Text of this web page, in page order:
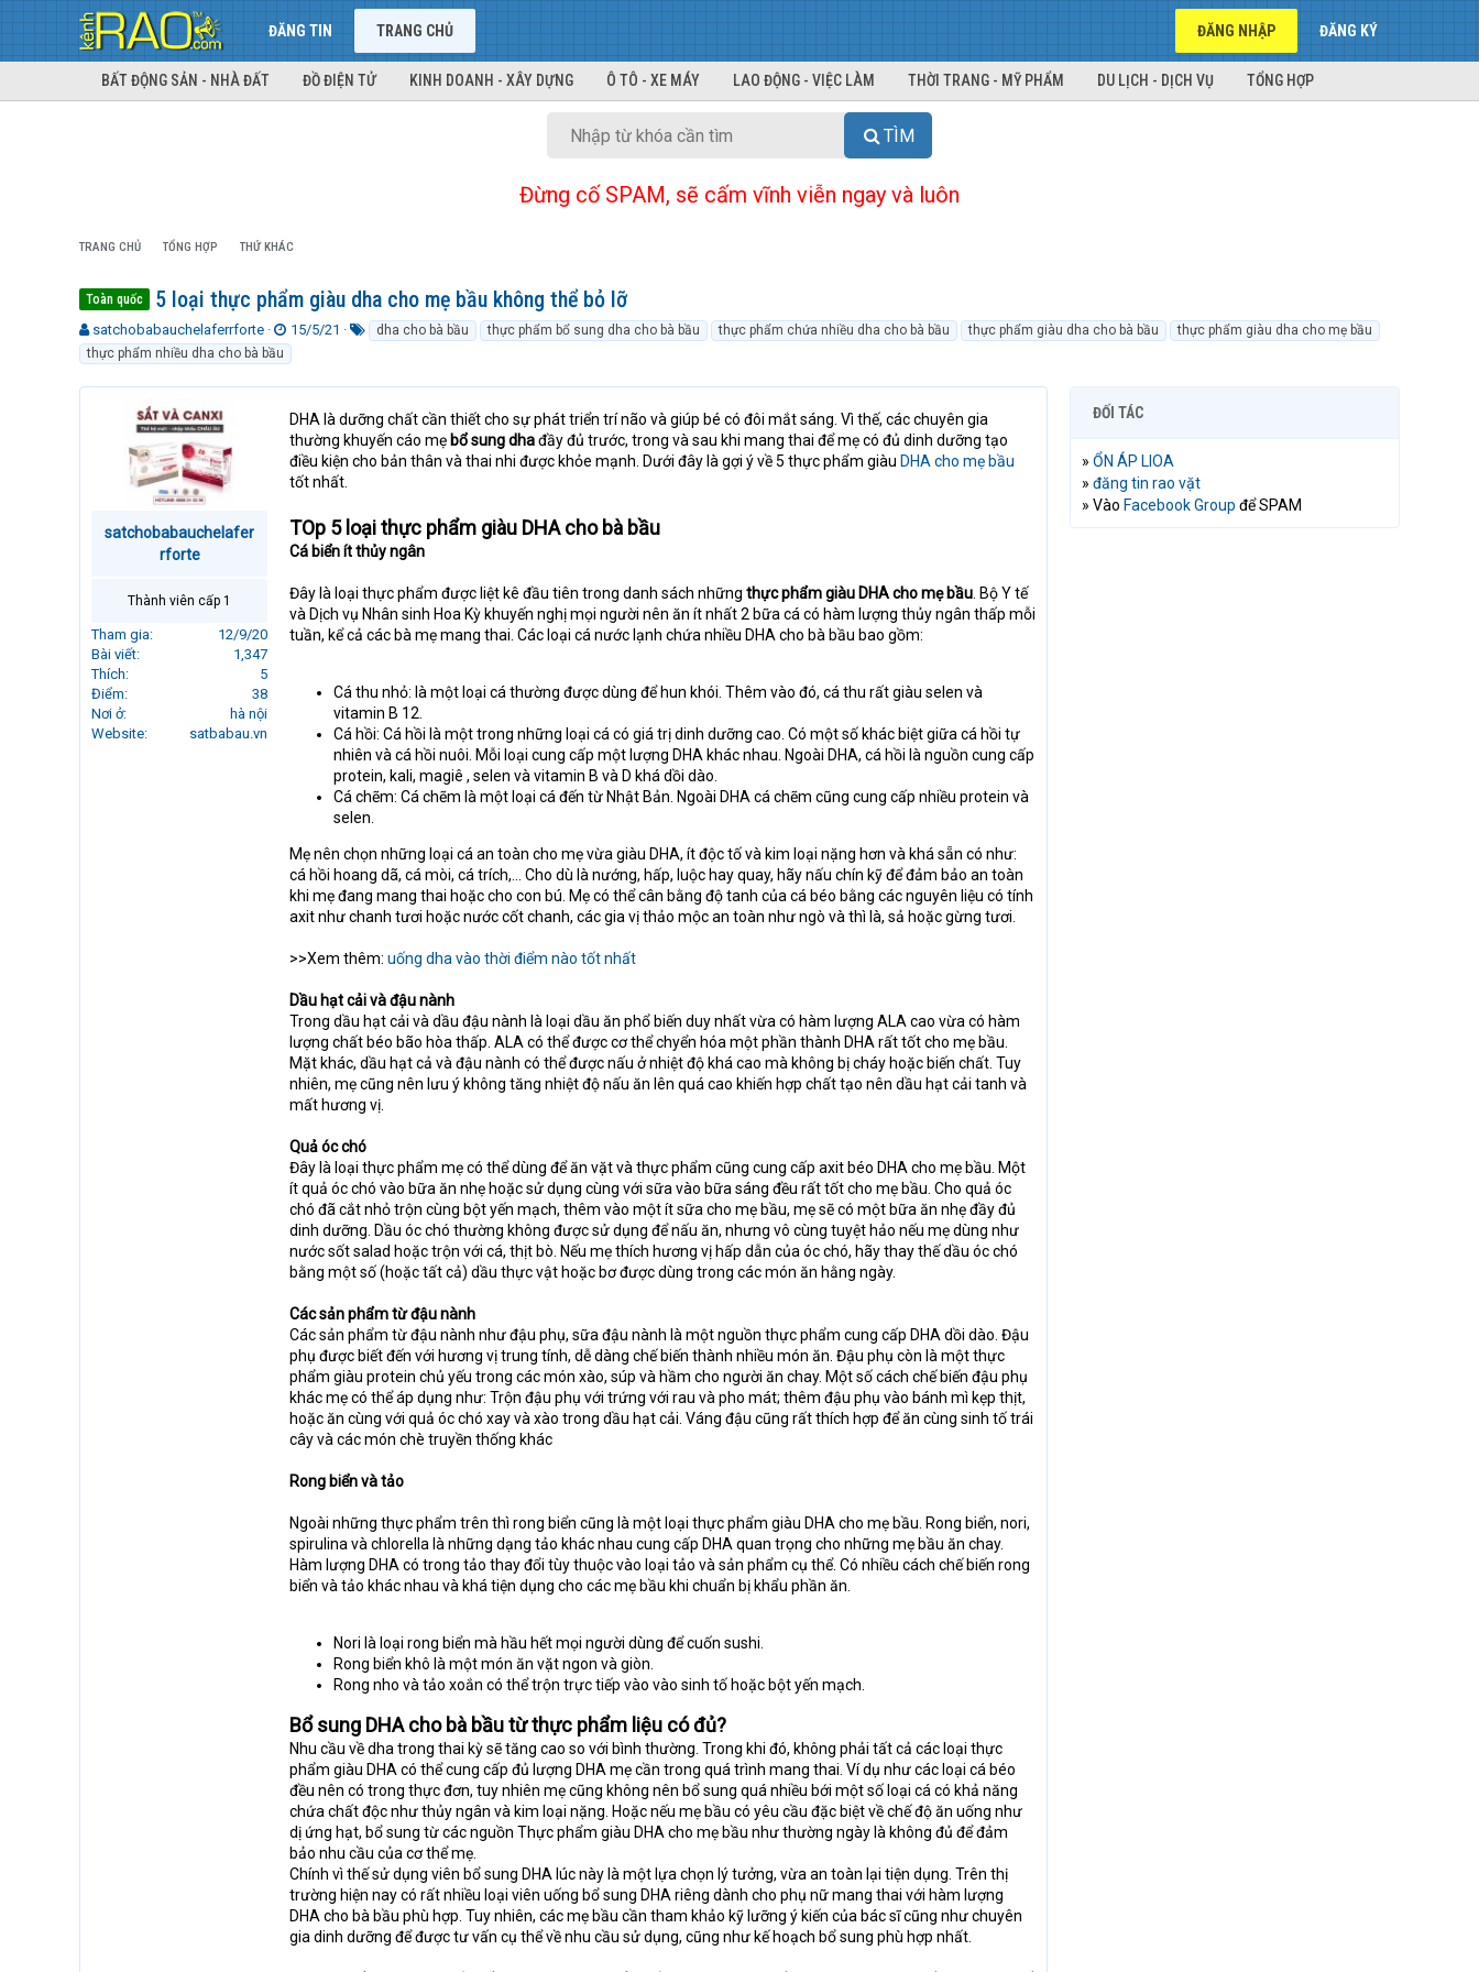
ĐĂNG TIN TRANG CHỦ ĐĂNG NHẬP ĐĂNG KÝ
BẤT ĐỘNG SẢN - NHÀ ĐẤT ĐỒ ĐIỆN TỬ KINH DOANH - XÂY DỰNG Ô TÔ - XE MÁY LAO ĐỘNG - VIỆC LÀM THỜI TRANG - MỸ PHẨM DU LỊCH - DỊCH VỤ TỔNG HỢP
TÌM
Đừng cố SPAM, sẽ cấm vĩnh viễn ngay và luôn
TRANG CHỦ TỔNG HỢP THỨ KHÁC
Toàn quốc 5 loại thực phẩm giàu dha cho mẹ bầu không thể bỏ lỡ
T
h
r
e
satchobabauchelaferrforte
N
g
à
y
ử
i
15/5/21
h
a
dha cho bà bầu thực phẩm bổ sung dha cho bà bầu thực phẩm chứa nhiều dha cho bà bầu thực phẩm giàu dha cho bà bầu
thực phẩm giàu dha cho mẹ bầu
thực phẩm nhiều dha cho bà bầu
satchobabauchelafer
rforte
Thành viên cấp 1
Tham gia
12/9/20
Bài viết
1,347
Thích
5
Điểm
38
Nơi ở
hà nội
Website
satbabau.vn
DHA là dưỡng chất cần thiết cho sự phát triển trí não và giúp bé có đôi mắt sáng. Vì thế, các chuyên gia
thường khuyến cáo mẹ bổ sung dhađầy đủ trước, trong và sau khi mang thai để mẹ có đủ dinh dưỡng tạo
điều kiện cho bản thân và thai nhi được khỏe mạnh. Dưới đây là gợi ý về 5 thực phẩm giàu DHA cho mẹ bầu
tốt nhất.
TOp 5 loại thực phẩm giàu DHA cho bà bầu
Cá biển ít thủy ngân
Đây là loại thực phẩm được liệt kê đầu tiên trong danh sách những thực phẩm giàu DHA cho mẹ bầu . Bộ Y tế
và Dịch vụ Nhân sinh Hoa Kỳ khuyến nghị mọi người nên ăn ít nhất 2 bữa cá có hàm lượng thủy ngân thấp mỗi
tuần, kể cả các bà mẹ mang thai. Các loại cá nước lạnh chứa nhiều DHA cho bà bầu bao gồm:
Cá thu nhỏ: là một loại cá thường được dùng để hun khói. Thêm vào đó, cá thu rất giàu selen và
vitamin B 12.
Cá hồi: Cá hồi là một trong những loại cá có giá trị dinh dưỡng cao. Có một số khác biệt giữa cá hồi tự
nhiên và cá hồi nuôi. Mỗi loại cung cấp một lượng DHA khác nhau. Ngoài DHA, cá hồi là nguồn cung cấp
protein, kali, magiê , selen và vitamin B và D khá dồi dào.
Cá chẽm: Cá chẽm là một loại cá đến từ Nhật Bản. Ngoài DHA cá chẽm cũng cung cấp nhiều protein và
selen.
Mẹ nên chọn những loại cá an toàn cho mẹ vừa giàu DHA, ít độc tố và kim loại nặng hơn và khá sẵn có như:
cá hồi hoang dã, cá mòi, cá trích,... Cho dù là nướng, hấp, luộc hay quay, hãy nấu chín kỹ để đảm bảo an toàn
khi mẹ đang mang thai hoặc cho con bú. Mẹ có thể cân bằng độ tanh của cá béo bằng các nguyên liệu có tính
axit như chanh tươi hoặc nước cốt chanh, các gia vị thảo mộc an toàn như ngò và thì là, sả hoặc gừng tươi.
>>Xem thêm: uống dha vào thời điểm nào tốt nhất
Dầu hạt cải và đậu nành
Trong dầu hạt cải và dầu đậu nành là loại dầu ăn phổ biến duy nhất vừa có hàm lượng ALA cao vừa có hàm
lượng chất béo bão hòa thấp. ALA có thể được cơ thể chyển hóa một phần thành DHA rất tốt cho mẹ bầu.
Mặt khác, dầu hạt cả và đậu nành có thể được nấu ở nhiệt độ khá cao mà không bị cháy hoặc biến chất. Tuy
nhiên, mẹ cũng nên lưu ý không tăng nhiệt độ nấu ăn lên quá cao khiến hợp chất tạo nên dầu hạt cải tanh và
mất hương vị.
Quả óc chó
Đây là loại thực phẩm mẹ có thể dùng để ăn vặt và thực phẩm cũng cung cấp axit béo DHA cho mẹ bầu. Một
ít quả óc chó vào bữa ăn nhẹ hoặc sử dụng cùng với sữa vào bữa sáng đều rất tốt cho mẹ bầu. Cho quả óc
chó đã cắt nhỏ trộn cùng bột yến mạch, thêm vào một ít sữa cho mẹ bầu, mẹ sẽ có một bữa ăn nhẹ đầy đủ
dinh dưỡng. Dầu óc chó thường không được sử dụng để nấu ăn, nhưng vô cùng tuyệt hảo nếu mẹ dùng như
nước sốt salad hoặc trộn với cá, thịt bò. Nếu mẹ thích hương vị hấp dẫn của óc chó, hãy thay thế dầu óc chó
bằng một số (hoặc tất cả) dầu thực vật hoặc bơ được dùng trong các món ăn hằng ngày.
Các sản phẩm từ đậu nành
Các sản phẩm từ đậu nành như đậu phụ, sữa đậu nành là một nguồn thực phẩm cung cấp DHA dồi dào. Đậu
phụ được biết đến với hương vị trung tính, dễ dàng chế biến thành nhiều món ăn. Đậu phụ còn là một thực
phẩm giàu protein chủ yếu trong các món xào, súp và hầm cho người ăn chay. Một số cách chế biến đậu phụ
khác mẹ có thể áp dụng như: Trộn đậu phụ với trứng với rau và pho mát; thêm đậu phụ vào bánh mì kẹp thịt,
hoặc ăn cùng với quả óc chó xay và xào trong dầu hạt cải. Váng đậu cũng rất thích hợp để ăn cùng sinh tố trái
cây và các món chè truyền thống khác
Rong biển và tảo
Ngoài những thực phẩm trên thì rong biển cũng là một loại thực phẩm giàu DHA cho mẹ bầu. Rong biển, nori,
spirulina và chlorella là những dạng tảo khác nhau cung cấp DHA quan trọng cho những mẹ bầu ăn chay.
Hàm lượng DHA có trong tảo thay đổi tùy thuộc vào loại tảo và sản phẩm cụ thể. Có nhiều cách chế biến rong
biển và tảo khác nhau và khá tiện dụng cho các mẹ bầu khi chuẩn bị khẩu phần ăn.
Nori là loại rong biển mà hầu hết mọi người dùng để cuốn sushi.
Rong biển khô là một món ăn vặt ngon và giòn.
Rong nho và tảo xoắn có thể trộn trực tiếp vào vào sinh tố hoặc bột yến mạch.
Bổ sung DHA cho bà bầu từ thực phẩm liệu có đủ?
Nhu cầu về dha trong thai kỳ sẽ tăng cao so với bình thường. Trong khi đó, không phải tất cả các loại thực
phẩm giàu DHA có thể cung cấp đủ lượng DHA mẹ cần trong quá trình mang thai. Ví dụ như các loại cá béo
đều nên có trong thực đơn, tuy nhiên mẹ cũng không nên bổ sung quá nhiều bới một số loại cá có khả năng
chứa chất độc như thủy ngân và kim loại nặng. Hoặc nếu mẹ bầu có yêu cầu đặc biệt về chế độ ăn uống như
dị ứng hạt, bổ sung từ các nguồn Thực phẩm giàu DHA cho mẹ bầu như thường ngày là không đủ để đảm
bảo nhu cầu của cơ thể mẹ.
Chính vì thế sử dụng viên bổ sung DHA lúc này là một lựa chọn lý tưởng, vừa an toàn lại tiện dụng. Trên thị
trường hiện nay có rất nhiều loại viên uống bổ sung DHA riêng dành cho phụ nữ mang thai với hàm lượng
DHA cho bà bầu phù hợp. Tuy nhiên, các mẹ bầu cần tham khảo kỹ lưỡng ý kiến của bác sĩ cũng như chuyên
gia dinh dưỡng để được tư vấn cụ thể về nhu cầu sử dụng, cũng như kế hoạch bổ sung phù hợp nhất.
ĐỐI TÁC
» ỔN ÁP LIOA
» đăng tin rao vặt
» Vào Facebook Group để SPAM